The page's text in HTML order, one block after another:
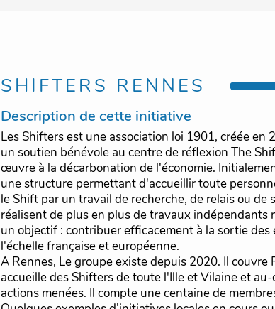
SHIFTERS RENNES
Description de cette initiative
Les Shifters est une association loi 1901, créée en
un soutien bénévole au centre de réflexion The
œuvre à la décarbonation de l'économie.
une structure permettant d'accueillir toute
le Shift par un travail de recherche, de relais ou de
réalisent de plus en plus de travaux indépendants
un objectif : contribuer efficacement à la sortie des
l'échelle française et européenne.
A Rennes, Le groupe existe depuis 2020. Il couvre
accueille des Shifters de toute l'Ille et Vilaine et au-
actions menées. Il compte une centaine de